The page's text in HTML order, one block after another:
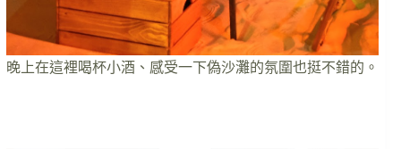
晚上在這裡喝杯小酒、感受一下偽沙灘的氛圍也挺不錯的。